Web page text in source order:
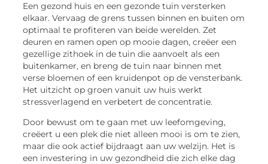
Een gezond huis en een gezonde tuin versterken
elkaar. Vervaag de grens tussen binnen en buiten om
optimaal te profiteren van beide werelden. Zet
deuren en ramen open op mooie dagen, creëer een
gezellige zithoek in de tuin die aanvoelt als een
buitenkamer, en breng de tuin naar binnen met
verse bloemen of een kruidenpot op de vensterbank.
Het uitzicht op groen vanuit uw huis werkt
stressverlagend en verbetert de concentratie.
Door bewust om te gaan met uw leefomgeving,
creëert u een plek die niet alleen mooi is om te zien,
maar die ook actief bijdraagt aan uw welzijn. Het is
een investering in uw gezondheid die zich elke dag